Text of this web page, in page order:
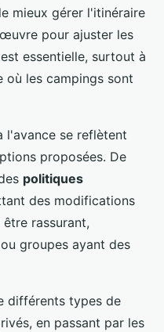
mieux gérer l'itinéraire
pour ajuster les
essentielle, surtout à
où les campings sont
l'avance se reflètent
proposées. De
politiques
des modifications
rassurant,
groupes ayant des
différents types de
en passant par les